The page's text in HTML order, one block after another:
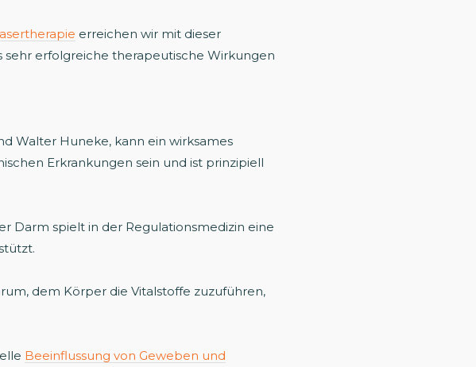
erreichen wir mit dieser
erfolgreiche therapeutische Wirkungen
Walter Huneke, kann ein wirksames
Erkrankungen sein und ist prinzipiell
Darm spielt in der Regulationsmedizin eine
dem Körper die Vitalstoffe zuzuführen,
Beeinflussung von Geweben und